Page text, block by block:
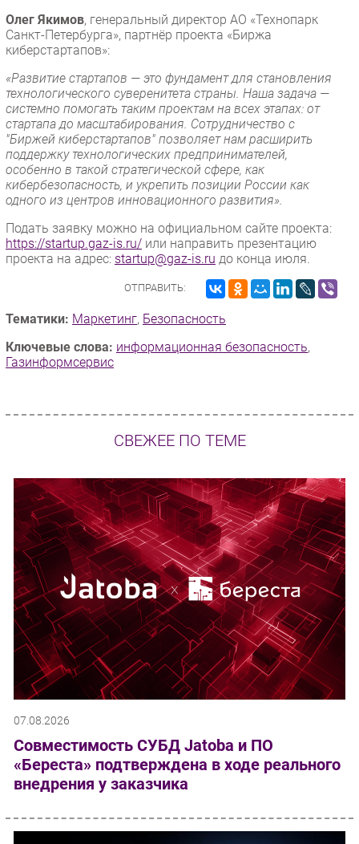
Олег Якимов, генеральный директор АО «Технопарк
Санкт-Петербурга», партнёр проекта «Биржа
киберстартапов»:
«Развитие стартапов — это фундамент для становления
технологического суверенитета страны. Наша задача —
системно помогать таким проектам на всех этапах: от
стартапа до масштабирования. Сотрудничество с
"Биржей киберстартапов" позволяет нам расширить
поддержку технологических предпринимателей,
особенно в такой стратегической сфере, как
кибербезопасность, и укрепить позиции России как
одного из центров инновационного развития».
Подать заявку можно на официальном сайте проекта:
https://startup.gaz-is.ru/ или направить презентацию
проекта на адрес: startup@gaz-is.ru до конца июля.
ОТПРАВИТЬ:
Тематики: Маркетинг, Безопасность
Ключевые слова: информационная безопасность,
Газинформсервис
СВЕЖЕЕ ПО ТЕМЕ
07.08.2026
Совместимость СУБД Jatoba и ПО
«Береста» подтверждена в ходе реального
внедрения у заказчика